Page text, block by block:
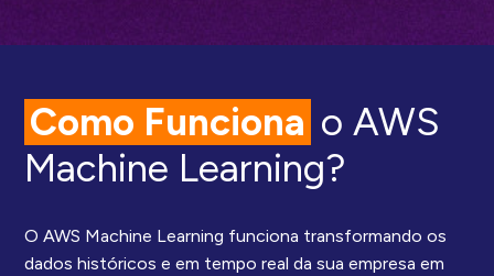
Como Funciona o AWS
Machine Learning?
O AWS Machine Learning funciona transformando os
dados históricos e em tempo real da sua empresa em